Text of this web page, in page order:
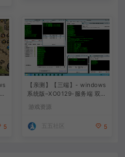
5
【亲测】【三端】- windows
系统版–XO0129-服务端 双端
理无限制 只有引擎和客户端
游戏资源
五五社区 5